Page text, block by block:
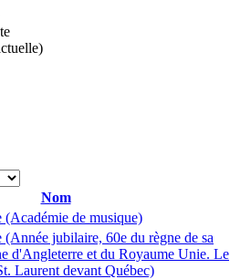
Nom
(Académie de musique)
(Année jubilaire, 60e du règne de sa
d'Angleterre et du Royaume Unie. Le
Laurent devant Québec)